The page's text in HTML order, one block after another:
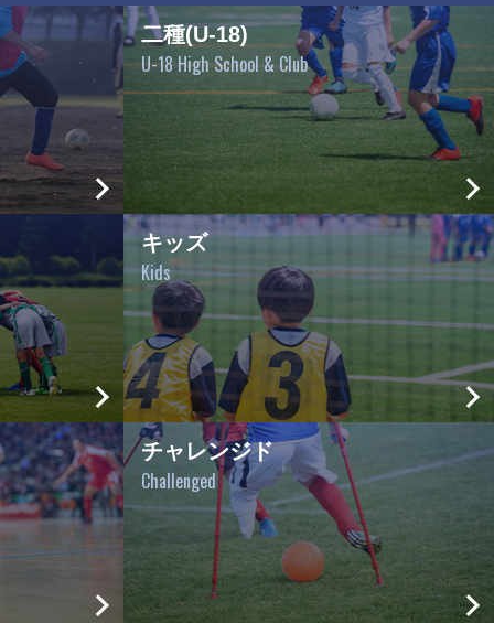
二種(U-18)
U-18 High School & Club
キッズ
Kids
チャレンジド
Challenged